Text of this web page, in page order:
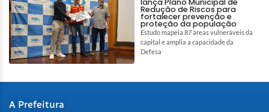
Redução de Riscos para
fortalecer prevenção e
proteção da população
Estudo mapeia 87 áreas vulneráveis da
capital e amplia a capacidade da
Defesa
A Prefeitura